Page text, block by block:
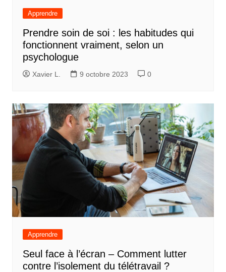
Apprendre
Prendre soin de soi : les habitudes qui
fonctionnent vraiment, selon un
psychologue
Xavier L. 9 octobre 2023 0
Apprendre
Seul face à l’écran – Comment lutter
contre l’isolement du télétravail ?